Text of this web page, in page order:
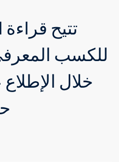
تتيح
للكسب
خلال